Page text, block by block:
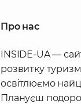
Про нас
INSIDE-UA —
розвитку
освітлюємо
Плануєш